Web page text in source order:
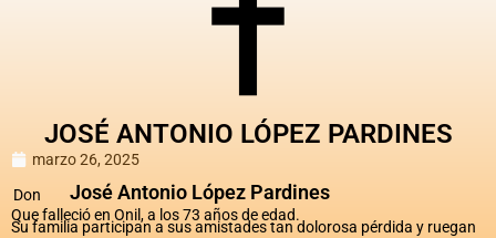
JOSÉ ANTONIO LÓPEZ PARDINES
marzo 26, 2025
Don
José Antonio López Pardines
Que falleció en Onil, a los 73 años de edad.
Su familia participan a sus amistades tan dolorosa pérdida y ruegan